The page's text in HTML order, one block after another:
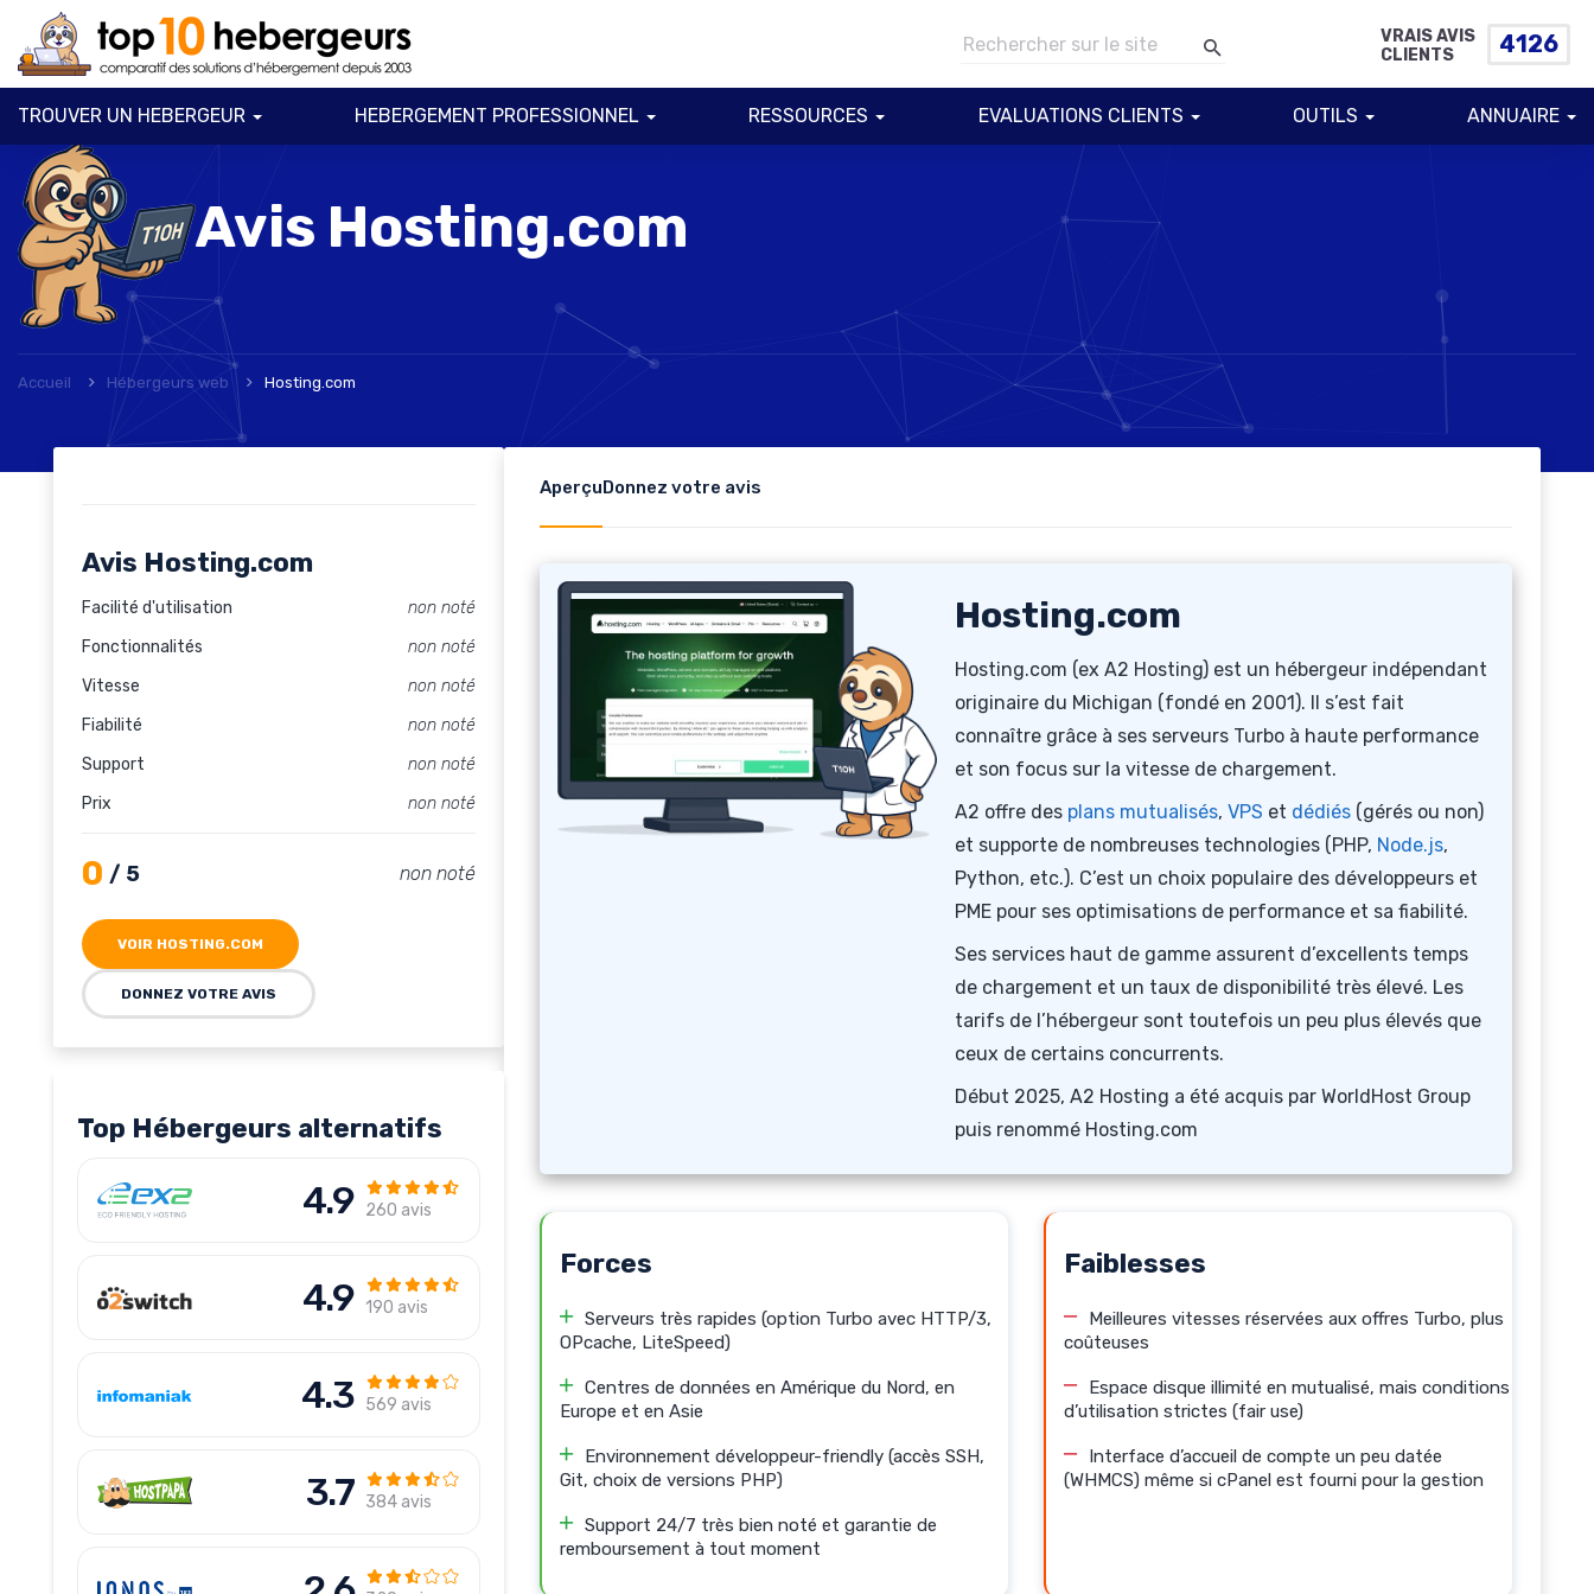
VRAIS AVIS
CLIENTS
4126
TROUVER UN HEBERGEUR HEBERGEMENT PROFESSIONNEL RESSOURCES EVALUATIONS CLIENTS OUTILS ANNUAIRE
Avis Hosting.com
Accueil Hébergeurs web Hosting.com
Avis Hosting.com
Facilité d'utilisation
non noté
Fonctionnalités
non noté
Vitesse
non noté
Fiabilité
non noté
Support
non noté
Prix
non noté
0 / 5 non noté
VOIR HOSTING.COM
DONNEZ VOTRE AVIS
Top Hébergeurs alternatifs
4.9 260 avis
4.9 190 avis
4.3 569 avis
3.7 384 avis
AperçuDonnez votre avis
Hosting.com
Hosting.com (ex A2 Hosting) est un hébergeur indépendant
originaire du Michigan (fondé en 2001). Il s’est fait
connaître grâce à ses serveurs Turbo à haute performance
et son focus sur la vitesse de chargement.
A2 offre des plans mutualisés, VPS et dédiés (gérés ou non)
et supporte de nombreuses technologies (PHP, Node.js,
Python, etc.). C’est un choix populaire des développeurs et
PME pour ses optimisations de performance et sa fiabilité.
Ses services haut de gamme assurent d’excellents temps
de chargement et un taux de disponibilité très élevé. Les
tarifs de l’hébergeur sont toutefois un peu plus élevés que
ceux de certains concurrents.
Début 2025, A2 Hosting a été acquis par WorldHost Group
puis renommé Hosting.com
Forces
Serveurs très rapides (option Turbo avec HTTP/3,
OPcache, LiteSpeed)
Centres de données en Amérique du Nord, en
Europe et en Asie
Environnement développeur-friendly (accès SSH,
Git, choix de versions PHP)
Support 24/7 très bien noté et garantie de
remboursement à tout moment
Faiblesses
Meilleures vitesses réservées aux offres Turbo, plus
coûteuses
Espace disque illimité en mutualisé, mais conditions
d’utilisation strictes (fair use)
Interface d’accueil de compte un peu datée
(WHMCS) même si cPanel est fourni pour la gestion